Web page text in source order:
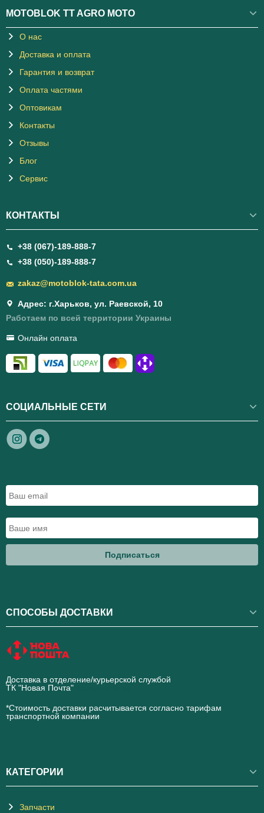
MOTOBLOK TT AGRO MOTO
О нас
Доставка и оплата
Гарантия и возврат
Оплата частями
Оптовикам
Контакты
Отзывы
Блог
Сервис
КОНТАКТЫ
+38 (067)-189-888-7
+38 (050)-189-888-7
zakaz@motoblok-tata.com.ua
Адрес: г.Харьков, ул. Раевской, 10
Работаем по всей территории Украины
Онлайн оплата
СОЦИАЛЬНЫЕ СЕТИ
Подписаться
СПОСОБЫ ДОСТАВКИ
Доставка в отделение/курьерской службой
ТК "Новая Почта"
*Стоимость доставки расчитывается согласно тарифам
транспортной компании
КАТЕГОРИИ
Запчасти